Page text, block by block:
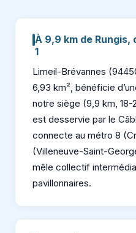
À 9,9 km de
1
Limeil-Brévannes
6,93 km², bénéficie
notre siège (9,9 km,
est desservie par le
connecte au métro 8
(Villeneuve-Saint-
mêle collectif
pavillonnaires.